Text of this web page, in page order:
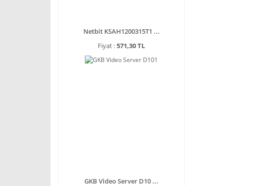
Netbit KSAH1200315T1 ...
Fiyat :571,30 TL
GKB Video Server D10 ...